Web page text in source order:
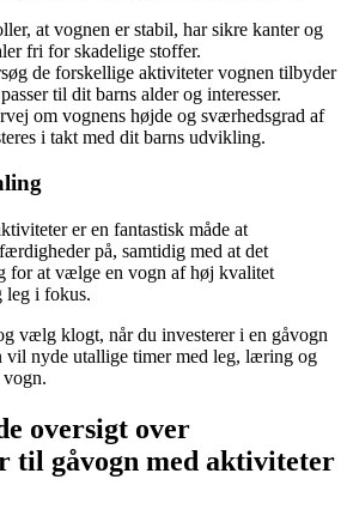
at vognen er stabil, har sikre kanter og
fri for skadelige stoffer.
de forskellige aktiviteter vognen tilbyder
til dit barns alder og interesser.
om vognens højde og sværhedsgrad af
i takt med dit barns udvikling.
er en fantastisk måde at
på, samtidig med at det
for at vælge en vogn af høj kvalitet
leg i fokus.
vælg klogt, når du investerer i en gåvogn
vil nyde utallige timer med leg, læring og
oversigt over
til gåvogn med aktiviteter